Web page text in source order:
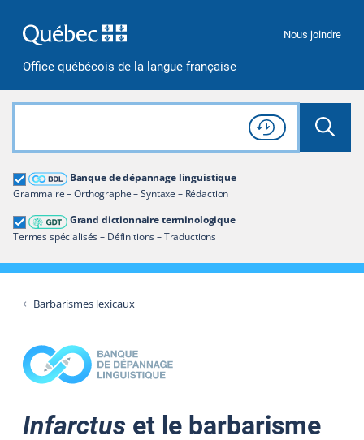
Office québécois de la langue française
Nous joindre
Rechercher dans tout le site
Lancer
Consulter l'
Historique
de recherche
Banque de dépannage linguistique
Grammaire – Orthographe – Syntaxe – Rédaction
Grand dictionnaire terminologique
Termes spécialisés – Définitions – Traductions
Grand dictionnaire terminologique
Restreindre aux termes
Barbarismes lexicaux
Infarctus et le barbarisme